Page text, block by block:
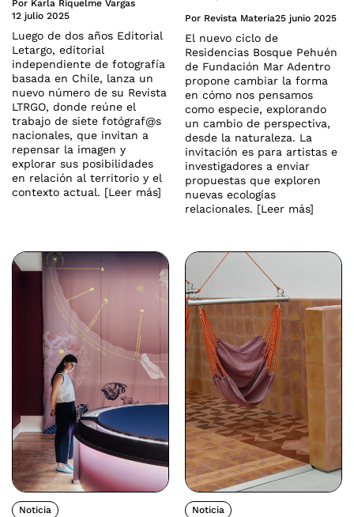
Por Karla Riquelme Vargas
12 julio 2025
Luego de dos años Editorial
Letargo, editorial
independiente de fotografía
basada en Chile, lanza un
nuevo número de su Revista
LTRGO, donde reúne el
trabajo de siete fotógraf@s
nacionales, que invitan a
repensar la imagen y
explorar sus posibilidades
en relación al territorio y el
contexto actual. [Leer más]
Por Revista Materia25 junio 2025
El nuevo ciclo de
Residencias Bosque Pehuén
de Fundación Mar Adentro
propone cambiar la forma
en cómo nos pensamos
como especie, explorando
un cambio de perspectiva,
desde la naturaleza. La
invitación es para artistas e
investigadores a enviar
propuestas que exploren
nuevas ecologías
relacionales. [Leer más]
Noticia Noticia